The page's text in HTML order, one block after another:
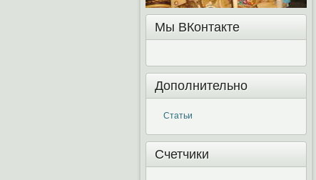
Мы ВКонтакте
Дополнительно
Статьи
Счетчики